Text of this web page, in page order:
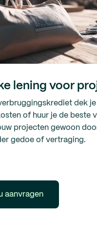
lening voor
dek
of huur je de beste
projecten gewoon
gedoe of vertraging.
aanvragen